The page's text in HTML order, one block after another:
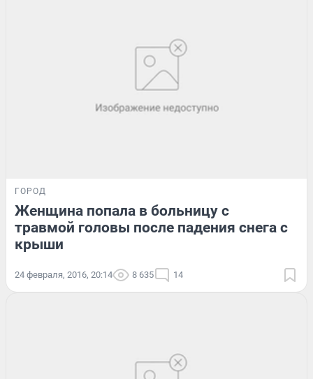
ГОРОД
Женщина попала в больницу с
травмой головы после падения снега с
крыши
24 февраля, 2016, 20:14 8 635 14